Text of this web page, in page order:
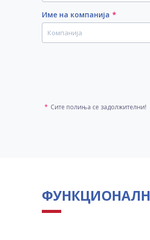
Име на компанија *
* Сите полиња се задолжителни!